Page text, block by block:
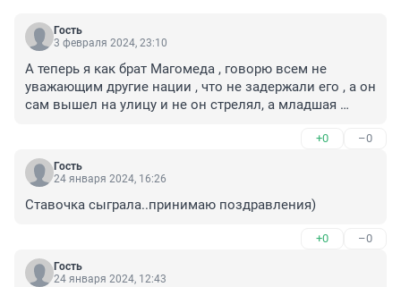
Гость
3 февраля 2024, 23:10
А теперь я как брат Магомеда , говорю всем не
уважающим другие нации , что не задержали его , а он
сам вышел на улицу и не он стрелял, а младшая
он вышел сразу тупо во двор. Все это есть в его деле ,
которое вы можете прочесть или узнать в 52
отделении полиции выборгского района! Так что ,
и наша родина и сейчас половина дагестанских
+0 –0
Гость
24 января 2024, 16:26
Ставочка сыграла..принимаю поздравления)
+0 –0
Гость
24 января 2024, 12:43